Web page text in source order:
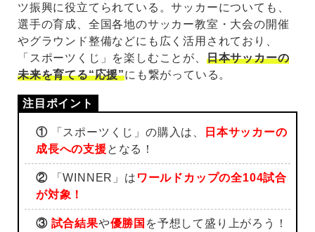
ツ振興に役立てられている。サッカーについても、
選手の育成、全国各地のサッカー教室・大会の開催
やグラウンド整備などにも広く活用されており、
「スポーツくじ」を楽しむことが、 日本サッカーの
未来を育てる“応援”にも繋がっている。
①「スポーツくじ」の購入は、
日本サッカーの
成長への支援となる！
②「WINNER」は ワールドカップの全104試合
が対象！
③ 試合結果や優勝国 を予想して盛り上がろう！